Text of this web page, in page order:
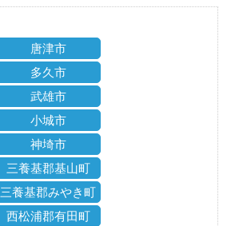
唐津市
多久市
武雄市
小城市
神埼市
三養基郡基山町
三養基郡みやき町
西松浦郡有田町